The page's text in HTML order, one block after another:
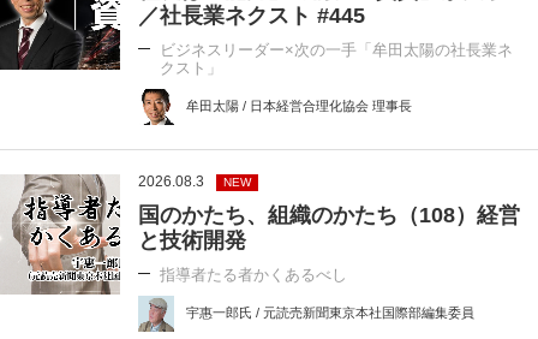
／社長業ネクスト #445
ビジネスリーダー×次の一手「牟田太陽の社長業ネ
クスト」
牟田太陽 / 日本経営合理化協会 理事長
2026.08.3 NEW
国のかたち、組織のかたち（108）経営
と技術開発
指導者たる者かくあるべし
宇惠一郎氏 / 元読売新聞東京本社国際部編集委員